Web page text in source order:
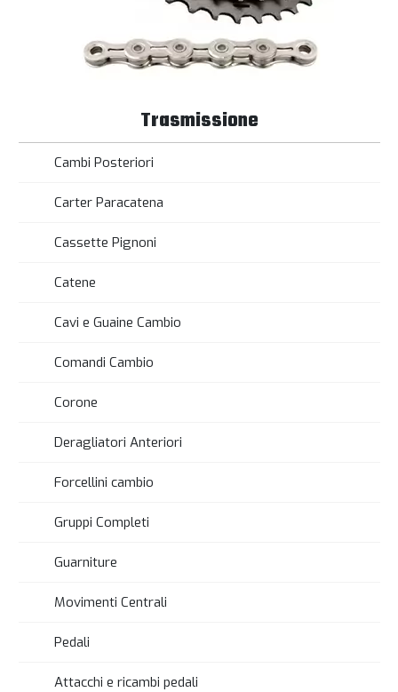
Trasmissione
Cambi Posteriori
Carter Paracatena
Cassette Pignoni
Catene
Cavi e Guaine Cambio
Comandi Cambio
Corone
Deragliatori Anteriori
Forcellini cambio
Gruppi Completi
Guarniture
Movimenti Centrali
Pedali
Attacchi e ricambi pedali